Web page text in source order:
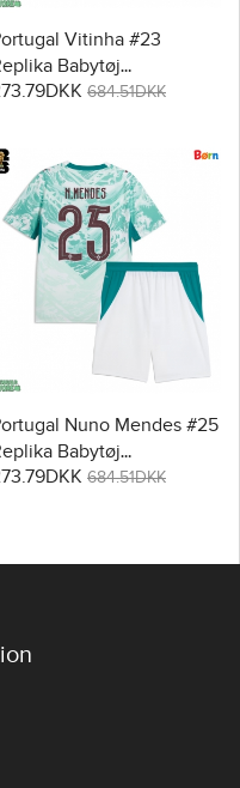
Vitinha #23
Babytøj
Børn VM
684.51DKK
Nuno Mendes #25
Babytøj
Børn VM
684.51DKK